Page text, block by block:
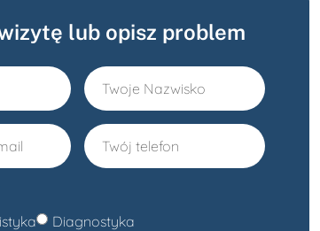
lub opisz problem
Diagnostyka